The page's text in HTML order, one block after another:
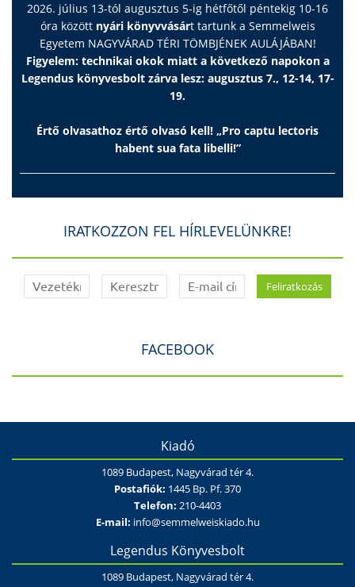
2026. július 13-tól augusztus 5-ig hétfőtől péntekig 10-16
óra között nyári könyvvásárt tartunk a Semmelweis
Egyetem NAGYVÁRAD TÉRI TÖMBJÉNEK AULÁJÁBAN!
Figyelem: technikai okok miatt a következő napokon a
Legendus könyvesbolt zárva lesz: augusztus 7., 12-14, 17-
19.
Értő olvasathoz értő olvasó kell! „Pro captu lectoris
habent sua fata libelli!”
IRATKOZZON FEL HÍRLEVELÜNKRE!
FACEBOOK
Kiadó
1089 Budapest, Nagyvárad tér 4.
Postafiók: 1445 Bp. Pf. 370
Telefon: 210-4403
E-mail: info@semmelweiskiado.hu
Legendus Könyvesbolt
1089 Budapest, Nagyvárad tér 4.